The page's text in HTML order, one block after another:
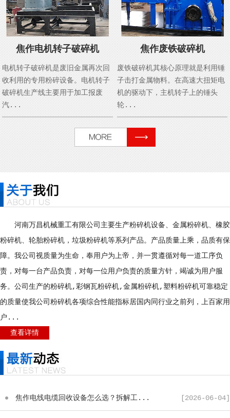
焦作电机转子破碎机
电机转子破碎机是废旧金属再次回
收利用的专用粉碎设备。电机转子
破碎机生产线主要用于加工报废
汽...
焦作废铁破碎机
废铁破碎机其核心原理就是利用锤
子击打金属物料。在高速大扭矩电
机的驱动下，主机转子上的锤头
轮...
河南万昌机械重工有限公司主要生产粉碎机设备、金属粉碎机、橡胶
粉碎机、轮胎粉碎机，垃圾粉碎机等系列产品。产品质量上乘，品质有保
障。我公司视质量为生命，奉用户为上帝，并一贯遵循对每一道工序负
责，对每一台产品负责，对每一位用户负责的质量方针，竭诚为用户服
务。公司生产的粉碎机,彩钢瓦粉碎机,金属粉碎机,塑料粉碎机可靠稳定
的质量使我公司粉碎机各项综合性能指标居国内同行业之前列，上百家用
户...
查看详情
[2026-06-04]
焦作电线电缆回收设备怎么选？拆解工...